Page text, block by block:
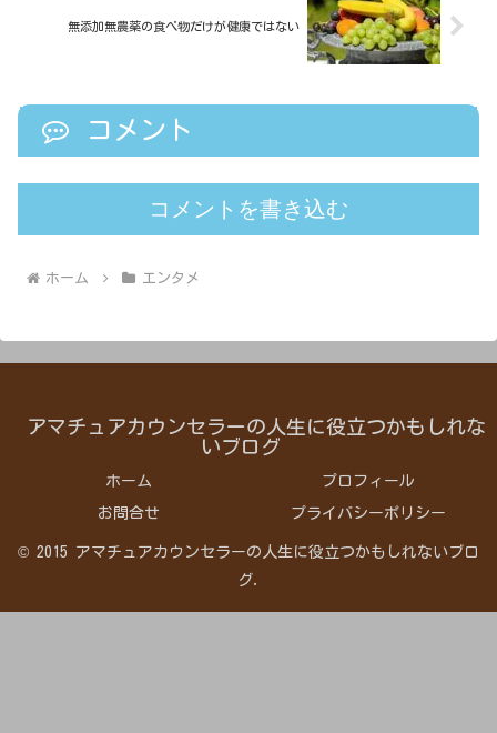
無添加無農薬の食べ物だけが健康ではない
コメント
コメントを書き込む
ホーム エンタメ
アマチュアカウンセラーの人生に役立つかもしれな
いブログ
ホーム プロフィール
お問合せ プライバシーポリシー
© 2015 アマチュアカウンセラーの人生に役立つかもしれないブロ
グ.